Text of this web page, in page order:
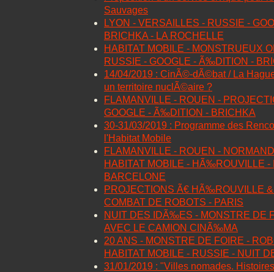
Sauvages
LYON - VERSAILLES - RUSSIE -
BRICHKA - LA ROCHELLE
HABITAT MOBILE - MONSTRUEUX
RUSSIE - GOOGLE - Ã‰DITION -
14/04/2019 : CinÃ©-dÃ©bat / La
un territoire nuclÃ©aire ?
FLAMANVILLE - ROUEN -
GOOGLE - Ã‰DITION - BRICHKA
30-31/03/2019 : Programme des
l'Habitat Mobile
FLAMANVILLE - ROUEN -
HABITAT MOBILE - HÃ‰ROUVILLE -
BARCELONE
PROJECTIONS Ã€ HÃ‰ROUVILLE
COMBAT DE ROBOTS - PARIS
NUIT DES IDÃ‰ES - MONSTRE DE
AVEC LE CAMION CINÃ‰MA
20 ANS - MONSTRE DE FOIRE -
HABITAT MOBILE - RUSSIE - NUIT
31/01/2019 : "Villes nomades.